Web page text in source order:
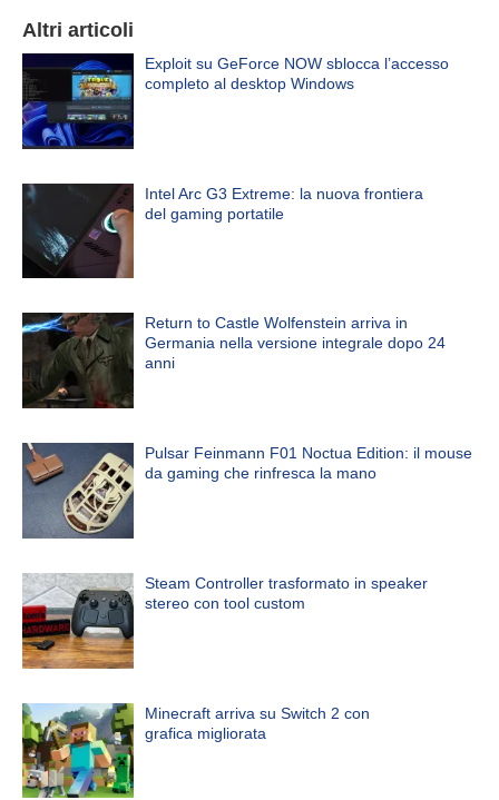
Altri articoli
Exploit su GeForce NOW sblocca l’accesso
completo al desktop Windows
Intel Arc G3 Extreme: la nuova frontiera
del gaming portatile
Return to Castle Wolfenstein arriva in
Germania nella versione integrale dopo 24
anni
Pulsar Feinmann F01 Noctua Edition: il mouse
da gaming che rinfresca la mano
Steam Controller trasformato in speaker
stereo con tool custom
Minecraft arriva su Switch 2 con
grafica migliorata